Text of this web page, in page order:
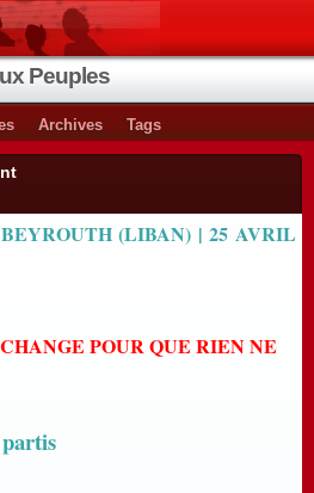
Peuples
Archives Tags
(LIBAN) | 25 AVRIL
POUR QUE RIEN NE